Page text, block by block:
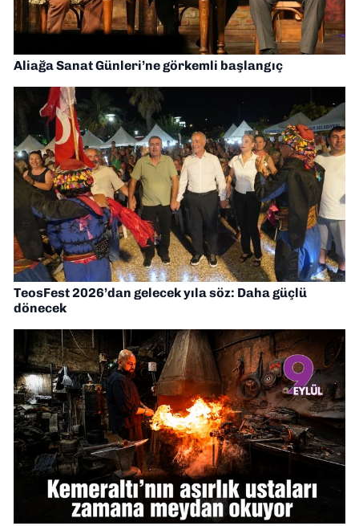
Aliağa Sanat Günleri’ne görkemli başlangıç
TeosFest 2026’dan gelecek yıla söz: Daha güçlü
dönecek